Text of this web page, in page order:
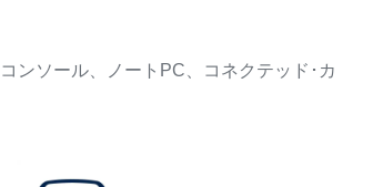
ンソール、ノートPC、コネクテッド･カ